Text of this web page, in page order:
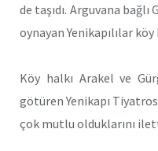
de taşıdı. Arguvana
oynayan Yenikapılılar
Köy halkı Arakel ve
götüren Yenikapı
çok mutlu olduklarını